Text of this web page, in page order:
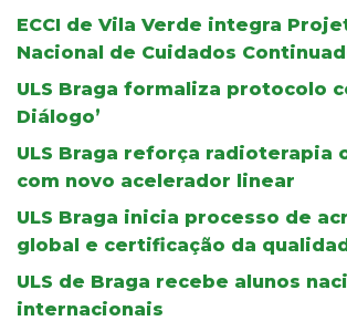
ECCI de Vila Verde integra
Nacional de Cuidados
ULS Braga formaliza protocolo
Diálogo’
ULS Braga reforça radioterapia
com novo acelerador linear
ULS Braga inicia processo de
global e certificação da
ULS de Braga recebe alunos
internacionais